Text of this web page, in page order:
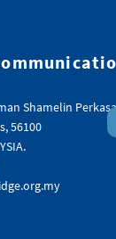
Shamelin
56100